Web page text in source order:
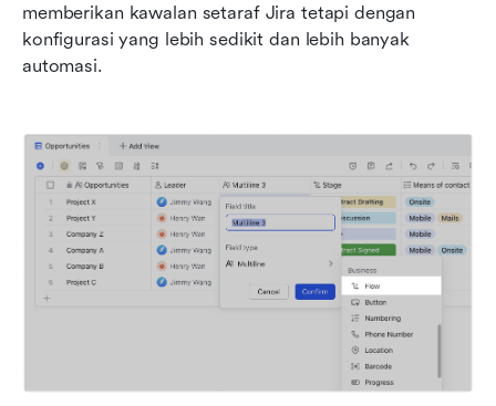
memberikan kawalan setaraf Jira tetapi dengan
konfigurasi yang lebih sedikit dan lebih banyak
automasi.